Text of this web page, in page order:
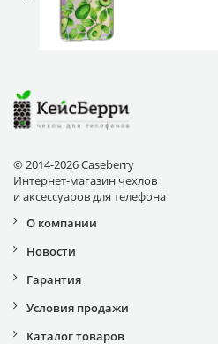
© 2014-2026 Caseberry
Интернет-магазин чехлов
и аксессуаров для телефона
О компании
Новости
Гарантия
Условия продажи
Каталог товаров